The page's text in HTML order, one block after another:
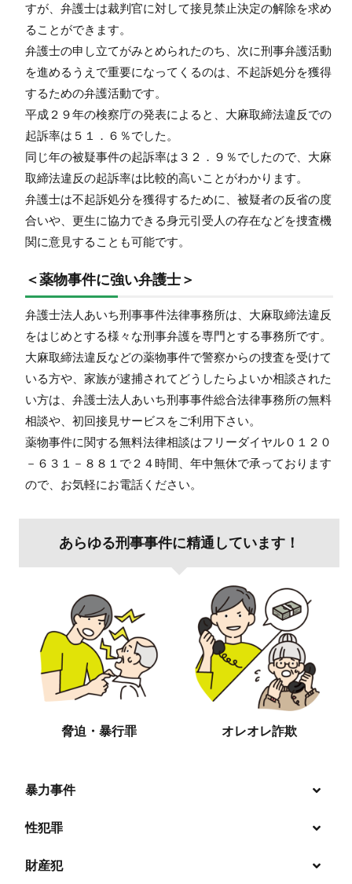
すが、弁護士は裁判官に対して接見禁止決定の解除を求め
ることができます。
弁護士の申し立てがみとめられたのち、次に刑事弁護活動
を進めるうえで重要になってくるのは、不起訴処分を獲得
するための弁護活動です。
平成２９年の検察庁の発表によると、大麻取締法違反での
起訴率は５１．６％でした。
同じ年の被疑事件の起訴率は３２．９％でしたので、大麻
取締法違反の起訴率は比較的高いことがわかります。
弁護士は不起訴処分を獲得するために、被疑者の反省の度
合いや、更生に協力できる身元引受人の存在などを捜査機
関に意見することも可能です。
＜薬物事件に強い弁護士＞
弁護士法人あいち刑事事件法律事務所は、大麻取締法違反
をはじめとする様々な刑事弁護を専門とする事務所です。
大麻取締法違反などの薬物事件で警察からの捜査を受けて
いる方や、家族が逮捕されてどうしたらよいか相談された
い方は、弁護士法人あいち刑事事件総合法律事務所の無料
相談や、初回接見サービスをご利用下さい。
薬物事件に関する無料法律相談はフリーダイヤル０１２０
－６３１－８８１で２４時間、年中無休で承っております
ので、お気軽にお電話ください。
あらゆる刑事事件に精通しています！
脅迫・暴行罪 オレオレ詐欺
暴力事件
性犯罪
財産犯